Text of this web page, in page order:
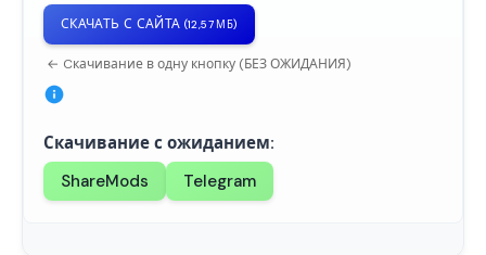
СКАЧАТЬ С САЙТА (12,57 МБ)
← Cкачивание в одну кнопку (БЕЗ ОЖИДАНИЯ)
Скачивание с ожиданием:
ShareMods
Telegram